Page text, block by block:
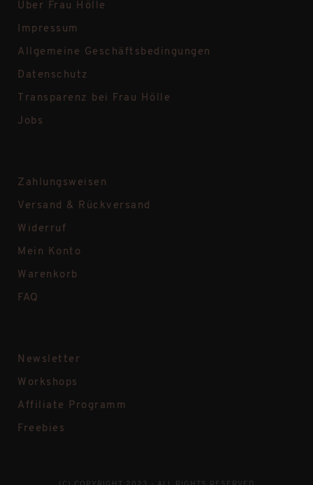
Über Frau Hölle
Impressum
Allgemeine Geschäftsbedingungen
Datenschutz
Transparenz bei Frau Hölle
Jobs
Zahlungsweisen
Versand & Rückversand
Widerruf
Mein Konto
Warenkorb
FAQ
Newsletter
Workshops
Affiliate Programm
Freebies